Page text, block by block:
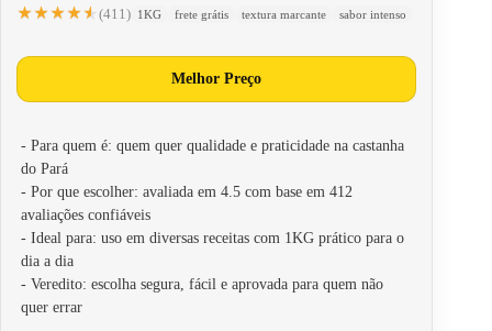
★★★★★
★★★★★ (411) 1KG frete grátis textura marcante sabor intenso
Melhor Preço
- Para quem é: quem quer qualidade e praticidade na castanha
do Pará
- Por que escolher: avaliada em 4.5 com base em 412
avaliações confiáveis
- Ideal para: uso em diversas receitas com 1KG prático para o
dia a dia
- Veredito: escolha segura, fácil e aprovada para quem não
quer errar